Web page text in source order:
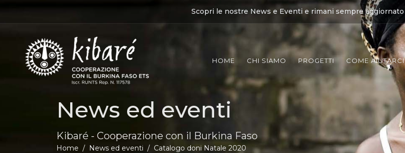
Scopri le nostre News e Eventi e rimani sempre aggiornato
HOME CHI SIAMO PROGETTI COME AIUTARCI
News ed eventi
Kibaré - Cooperazione con il Burkina Faso
Home News ed eventi Catalogo doni Natale 2020